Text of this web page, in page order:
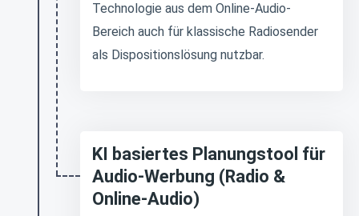
Technologie aus dem Online-Audio-
Bereich auch für klassische Radiosender
als Dispositionslösung nutzbar.
KI basiertes Planungstool für
Audio-Werbung (Radio &
Online-Audio)